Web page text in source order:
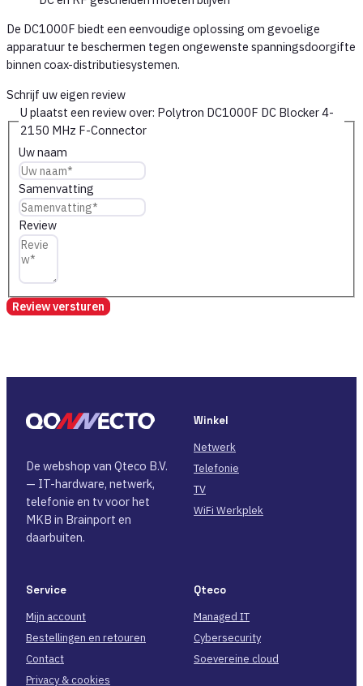
De DC1000F biedt een eenvoudige oplossing om gevoelige
apparatuur te beschermen tegen ongewenste spanningsdoorgifte
binnen coax-distributiesystemen.
Schrijf uw eigen review
U plaatst een review over: Polytron DC1000F DC Blocker 4-
2150 MHz F-Connector
Uw naam
Samenvatting
Review
Review versturen
De webshop van Qteco B.V.
— IT-hardware, netwerk,
telefonie en tv voor het
MKB in Brainport en
daarbuiten.
Winkel
Netwerk
Telefonie
TV
WiFi Werkplek
Service
Mijn account
Bestellingen en retouren
Contact
Privacy & cookies
Qteco
Managed IT
Cybersecurity
Soevereine cloud